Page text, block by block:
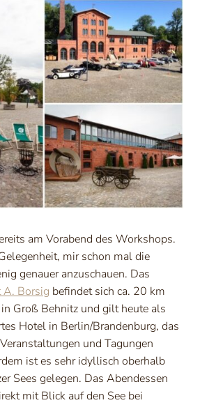
am Vorabend des Workshops.
mir schon mal die
genauer anzuschauen. Das
A. Borsig befindet sich ca. 20 km
Groß Behnitz und gilt heute als
Hotel in Berlin/Brandenburg, das
und Tagungen
ist es sehr idyllisch oberhalb
Sees gelegen. Das Abendessen
mit Blick auf den See bei